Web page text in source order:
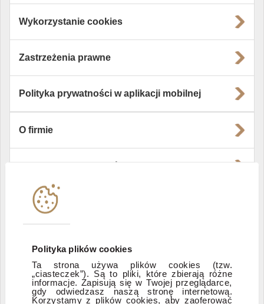
Polityka plików cookies
Ta strona używa plików cookies (tzw.
„ciasteczek”). Są to pliki, które zbierają różne
informacje. Zapisują się w Twojej przeglądarce,
gdy odwiedzasz naszą stronę internetową.
Korzystamy z plików cookies, aby zaoferować
Wykorzystanie cookies
Zastrzeżenia prawne
Polityka prywatności w aplikacji mobilnej
O firmie
Instytucje współpracujące
Zastrzeżenia prawne